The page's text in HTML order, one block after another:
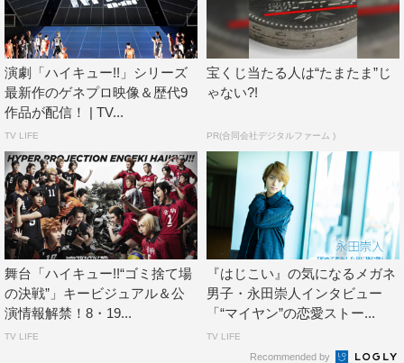
舞台『宇宙戦艦ティラミス』
舞台『宇宙戦艦ティラミスⅡ』～蟹・自分でむけますか～
舞台 増田こうすけ劇場 ギャグマンガ日和 デラックス風味
舞台 増田こうすけ劇場 ギャグマンガ日和～奥の細道、地
獄のランウェイ編～
舞台 増田こうすけ劇場 ギャグマンガ日和 向かい風 100％
ミュージカル「Dance with Devils」
ミュージカル「Dance with Devils～D.C.（ダ・カーポ）
～」
ミュージカル「Dance with Devils～Fermata（フェルマー
タ）～」
「王室教師ハイネ －THE MUSICAL－」
舞台「夢王国と眠れる100人の王子様～Prince Theater
～」
演劇「ハイキュー!!」シリーズ
最新作のゲネプロ映像＆歴代9
作品が配信！ | TV...
TV LIFE
宝くじ当たる人は“たまたま”じ
ゃない?!
PR(合同会社デジタルファーム )
舞台「ハイキュー!!“ゴミ捨て場
の決戦”」キービジュアル＆公
演情報解禁！8・19...
TV LIFE
『はじこい』の気になるメガネ
男子・永田崇人インタビュー
「“マイヤン”の恋愛ストー...
TV LIFE
Recommended by